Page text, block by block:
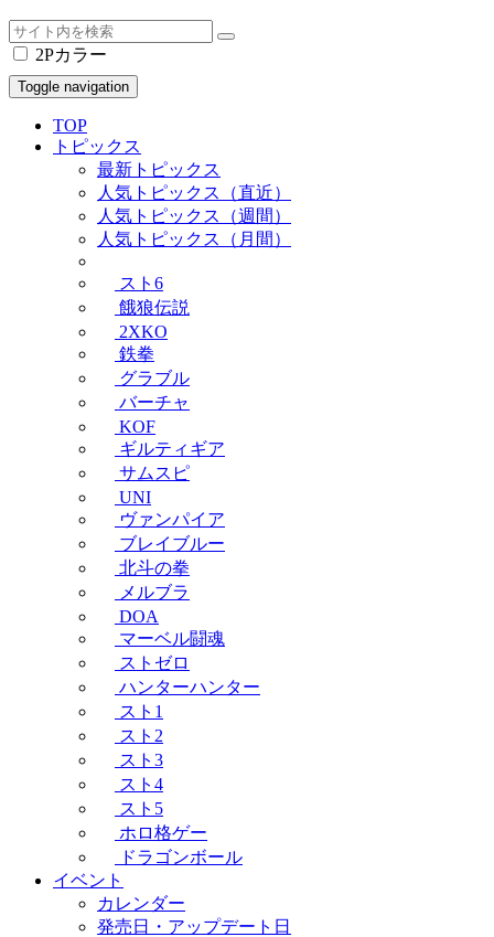
2Pカラー
Toggle navigation
TOP
トピックス
最新トピックス
人気トピックス（直近）
人気トピックス（週間）
人気トピックス（月間）
スト6
餓狼伝説
2XKO
鉄拳
グラブル
バーチャ
KOF
ギルティギア
サムスピ
UNI
ヴァンパイア
ブレイブルー
北斗の拳
メルブラ
DOA
マーベル闘魂
ストゼロ
ハンターハンター
スト1
スト2
スト3
スト4
スト5
ホロ格ゲー
ドラゴンボール
イベント
カレンダー
発売日・アップデート日